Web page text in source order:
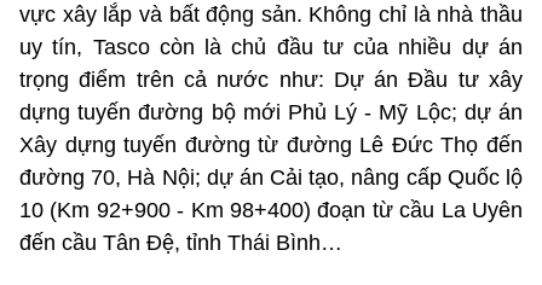
vực xây lắp và bất động sản. Không chỉ là nhà thầu
uy tín, Tasco còn là chủ đầu tư của nhiều dự án
trọng điểm trên cả nước như: Dự án Đầu tư xây
dựng tuyến đường bộ mới Phủ Lý - Mỹ Lộc; dự án
Xây dựng tuyến đường từ đường Lê Đức Thọ đến
đường 70, Hà Nội; dự án Cải tạo, nâng cấp Quốc lộ
10 (Km 92+900 - Km 98+400) đoạn từ cầu La Uyên
đến cầu Tân Đệ, tỉnh Thái Bình…